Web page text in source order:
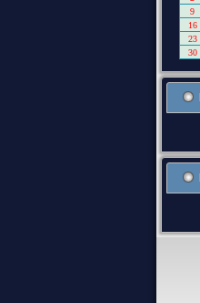
9
16
23
30